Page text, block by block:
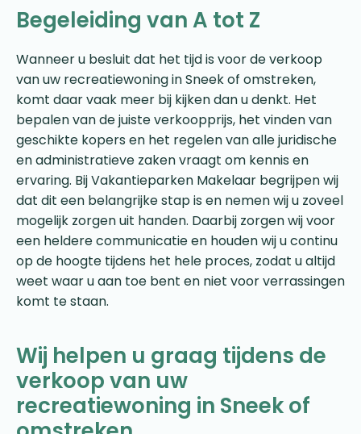
Begeleiding van A tot Z
Wanneer u besluit dat het tijd is voor de verkoop
van uw recreatiewoning in Sneek of omstreken,
komt daar vaak meer bij kijken dan u denkt. Het
bepalen van de juiste verkoopprijs, het vinden van
geschikte kopers en het regelen van alle juridische
en administratieve zaken vraagt om kennis en
ervaring. Bij Vakantieparken Makelaar begrijpen wij
dat dit een belangrijke stap is en nemen wij u zoveel
mogelijk zorgen uit handen. Daarbij zorgen wij voor
een heldere communicatie en houden wij u continu
op de hoogte tijdens het hele proces, zodat u altijd
weet waar u aan toe bent en niet voor verrassingen
komt te staan.
Wij helpen u graag tijdens de
verkoop van uw
recreatiewoning in Sneek of